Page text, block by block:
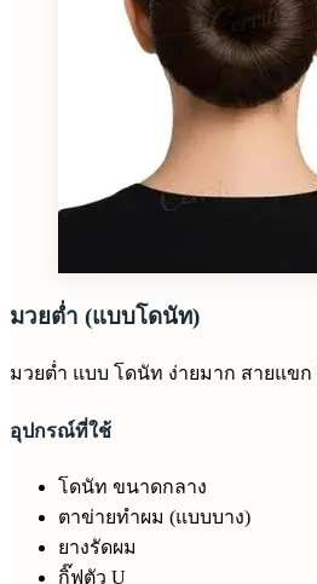
มวยต่ำ (แบบโดนัท)
มวยต่ำ แบบ โดนัท ง่ายมาก สายแขก
อุปกรณ์ที่ใช้
โดนัท ขนาดกลาง
ตาข่ายทำผม (แบบบาง)
ยางรัดผม
กิ๊ฟตัว U